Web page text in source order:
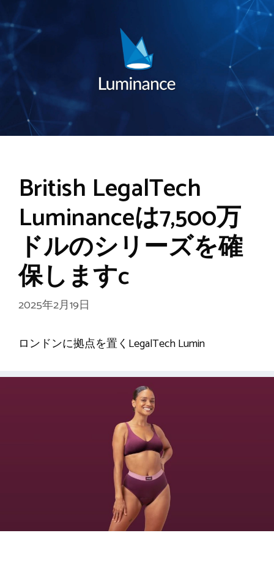
British LegalTech
Luminanceは7,500万
ドルのシリーズを確
保しますc
2025年2月19日
ロンドンに拠点を置くLegalTech Lumin